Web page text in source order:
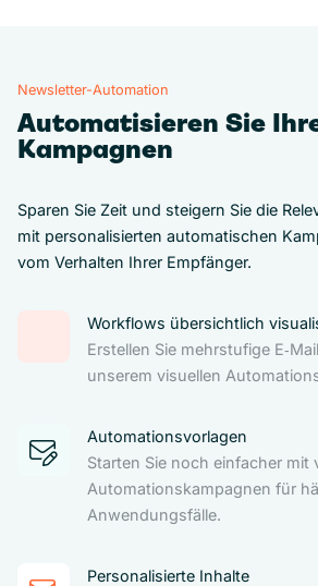
Newsletter-Automation
Automatisieren Sie
Kampagnen
Sparen Sie Zeit und steigern Sie die
mit personalisierten automatischen
vom Verhalten Ihrer Empfänger.
Workflows übersichtlich
Erstellen Sie mehrstufige
unserem visuellen
Automationsvorlagen
Starten Sie noch einfacher mit
Automationskampagnen für
Anwendungsfälle.
Personalisierte Inhalte